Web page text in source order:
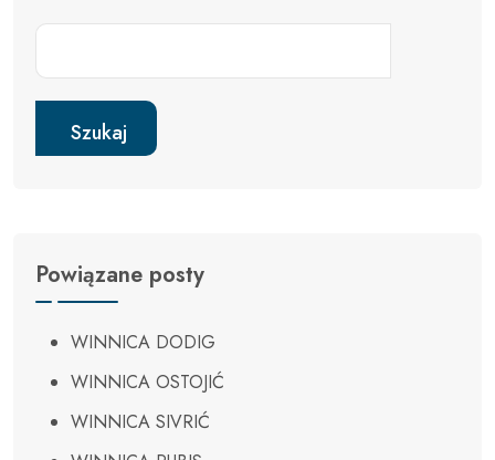
Szukaj
Powiązane posty
WINNICA DODIG
WINNICA OSTOJIĆ
WINNICA SIVRIĆ